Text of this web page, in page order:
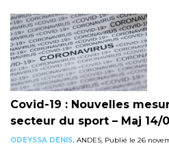
Covid-19 : Nouvelles
secteur du sport – Maj 14/
ODEYSSA DENIS, ANDES, Publié le 26